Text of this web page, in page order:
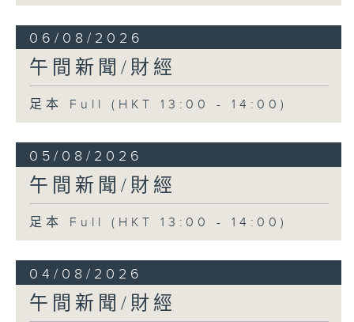
06/08/2026
午間新聞/財經
足本 Full (HKT 13:00 - 14:00)
05/08/2026
午間新聞/財經
足本 Full (HKT 13:00 - 14:00)
04/08/2026
午間新聞/財經